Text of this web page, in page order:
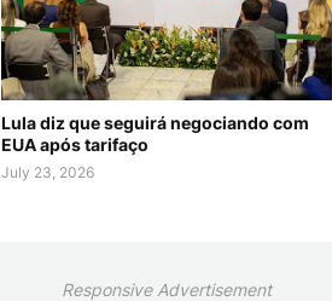
Lula diz que seguirá negociando com
EUA após tarifaço
July 23, 2026
Responsive Advertisement